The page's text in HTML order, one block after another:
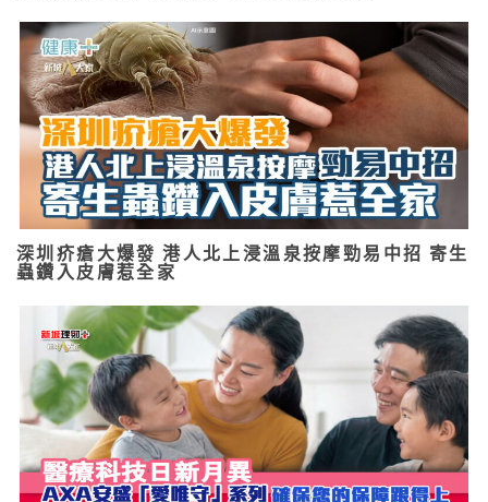
深圳疥瘡大爆發 港人北上浸溫泉按摩勁易中招 寄生
蟲鑽入皮膚惹全家